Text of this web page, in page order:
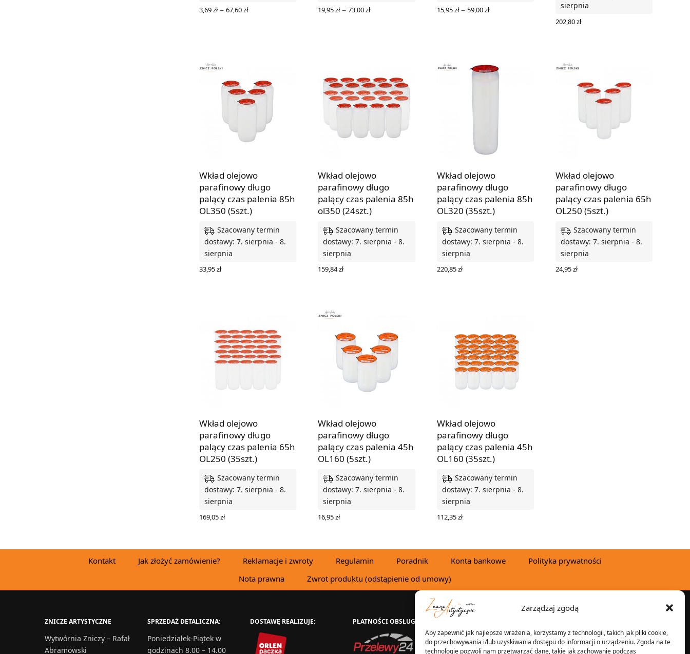
Zarządzaj zgodą
Aby zapewnić jak najlepsze wrażenia, korzystamy z technologii, takich jak pliki cookie,
do przechowywania i/lub uzyskiwania dostępu do informacji o urządzeniu. Zgoda na te
technologie pozwoli nam przetwarzać dane, takie jak zachowanie podczas
3,69zł – 67,60złZakres 19,95zł – 73,00złZakres 15,95zł – 59,00złZakres
sierpnia
202,80zł
Wkład olejowo
parafinowy długo
palący czas palenia 85h
OL350 (5szt.)
Szacowany termin
dostawy: 7. sierpnia - 8.
sierpnia
33,95zł
Wkład olejowo
parafinowy długo
palący czas palenia 85h
ol350 (24szt.)
Szacowany termin
dostawy: 7. sierpnia - 8.
sierpnia
159,84zł
Wkład olejowo
parafinowy długo
palący czas palenia 85h
OL320 (35szt.)
Szacowany termin
dostawy: 7. sierpnia - 8.
sierpnia
220,85zł
Wkład olejowo
parafinowy długo
palący czas palenia 65h
OL250 (5szt.)
Szacowany termin
dostawy: 7. sierpnia - 8.
sierpnia
24,95zł
Wkład olejowo
parafinowy długo
palący czas palenia 65h
OL250 (35szt.)
Szacowany termin
dostawy: 7. sierpnia - 8.
sierpnia
169,05zł
Wkład olejowo
parafinowy długo
palący czas palenia 45h
OL160 (5szt.)
Szacowany termin
dostawy: 7. sierpnia - 8.
sierpnia
16,95zł
Wkład olejowo
parafinowy długo
palący czas palenia 45h
OL160 (35szt.)
Szacowany termin
dostawy: 7. sierpnia - 8.
sierpnia
112,35zł
Kontakt Jak złożyć zamówienie? Reklamacje i zwroty Regulamin Poradnik Konta bankowe
Polityka prywatności
Nota prawna
Zwrot produktu (odstąpienie od umowy)
ZNICZE ARTYSTYCZNE
Wytwórnia Zniczy – Rafał
Abramowski
SPRZEDAŻ DETALICZNA:
Poniedziałek-Piątek w
godzinach 8.00 – 14.00
DOSTAWĘ REALIZUJE: PŁATNOŚCI OBSŁUGUJE: